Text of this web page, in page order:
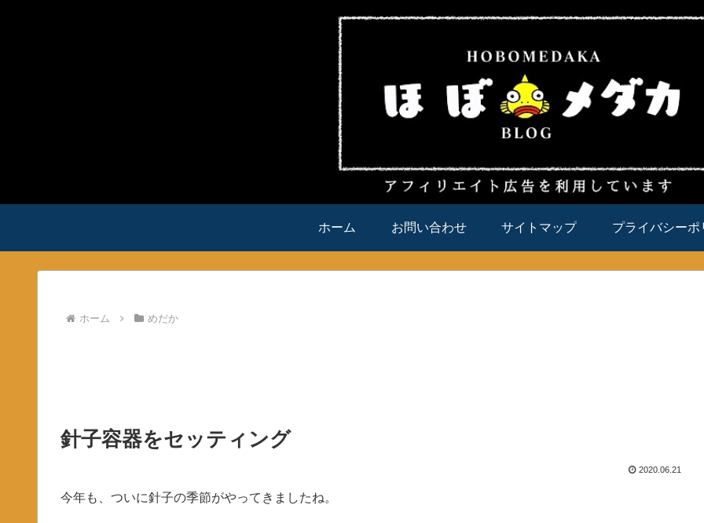
ホーム お問い合わせ サイトマップ プライバシーポ
ホーム めだか
針子容器をセッティング
2020.06.21
今年も、ついに針子の季節がやってきましたね。